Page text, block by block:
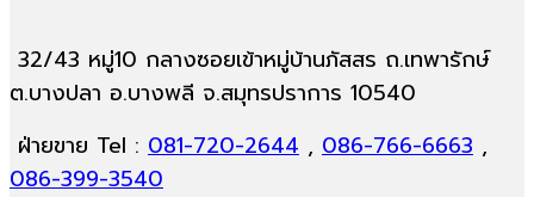
32/43 หมู่10 กลางซอยเข้าหมู่บ้านภัสสร ถ.เทพารักษ์
ต.บางปลา อ.บางพลี จ.สมุทรปราการ 10540
ฝ่ายขาย Tel : 081-720-2644 , 086-766-6663 ,
086-399-3540